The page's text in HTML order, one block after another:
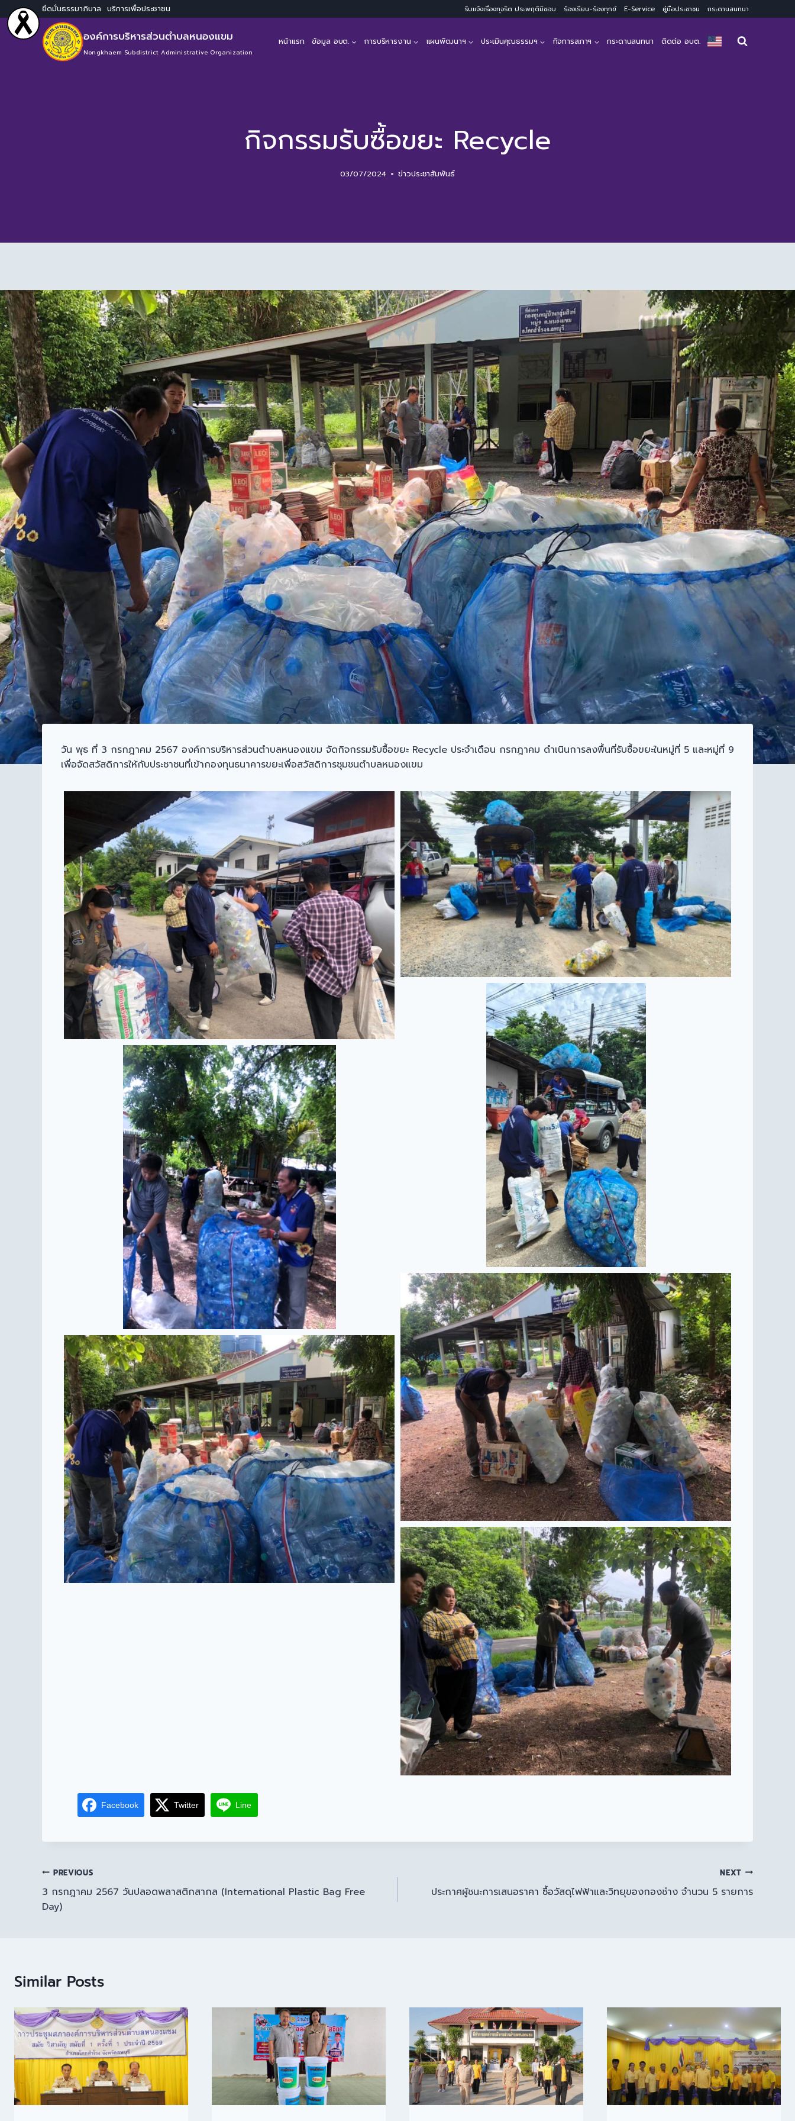
ยึดมั่นธรรมาภิบาล บริการเพื่อประชาชน รับแจ้งเรื่องทุจริต ประพฤติมิชอบ ร้องเรียน-ร้องทุกข์ E-Service คู่มือประชาชน กระดานสนทนา
องค์การบริหารส่วนตำบลหนองแขม
Nongkhaem Subdistrict Administrative Organization
หน้าแรก ข้อมูล อบต. การบริหารงาน แผนพัฒนาฯ ประเมินคุณธรรมฯ กิจการสภาฯ กระดานสนทนา ติดต่อ อบต.
กิจกรรมรับซื้อขยะ Recycle
03/07/2024 ข่าวประชาสัมพันธ์
วัน พุธ ที่ 3 กรกฎาคม 2567 องค์การบริหารส่วนตำบลหนองแขม จัดกิจกรรมรับซื้อขยะ Recycle ประจำเดือน กรกฎาคม ดำเนินการลงพื้นที่รับซื้อขยะในหมู่ที่ 5 และหมู่ที่ 9
เพื่อจัดสวัสดิการให้กับประชาชนที่เข้ากองทุนธนาคารขยะเพื่อสวัสดิการชุมชนตำบลหนองแขม
Facebook Twitter Line
PREVIOUS
3 กรกฎาคม 2567 วันปลอดพลาสติกสากล (International Plastic Bag Free
Day)
NEXT
ประกาศผู้ชนะการเสนอราคา ซื้อวัสดุไฟฟ้าและวิทยุของกองช่าง จำนวน 5 รายการ
Similar Posts